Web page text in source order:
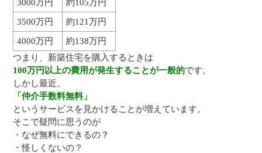
3000万円 約105万円
3500万円 約121万円
4000万円
約138万円
つまり、新築住宅を購入するときは
100万円以上の費用が発生することが一般的です。
しかし最近、
「仲介手数料無料」
というサービスを見かけることが増えています。
そこで疑問に思うのが
・なぜ無料にできるの？
・怪しくないの？